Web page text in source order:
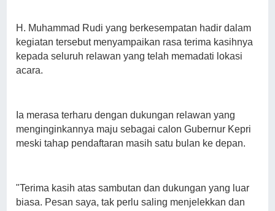
H. Muhammad Rudi yang berkesempatan hadir dalam
kegiatan tersebut menyampaikan rasa terima kasihnya
kepada seluruh relawan yang telah memadati lokasi
acara.
Ia merasa terharu dengan dukungan relawan yang
menginginkannya maju sebagai calon Gubernur Kepri
meski tahap pendaftaran masih satu bulan ke depan.
"Terima kasih atas sambutan dan dukungan yang luar
biasa. Pesan saya, tak perlu saling menjelekkan dan